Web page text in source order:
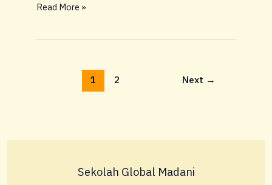
Read More »
1 2 Next →
Sekolah Global Madani